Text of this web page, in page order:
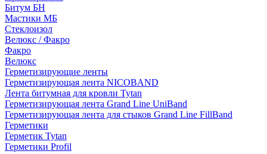
Битум БН
Мастики МБ
Стеклоизол
Велюкс / Факро
Факро
Велюкс
Герметизирующие ленты
Герметизирующая лента NICOBAND
Лента битумная для кровли Tytan
Герметизирующая лента Grand Line UniBand
Герметизирующая лента для стыков Grand Line FillBand
Герметики
Герметик Tytan
Герметики Profil